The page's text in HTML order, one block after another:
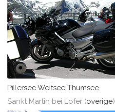
Pillersee Weitsee Thumsee
Sankt Martin bei Lofer (overige)